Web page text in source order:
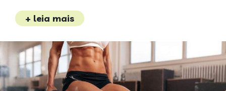
+ leia mais